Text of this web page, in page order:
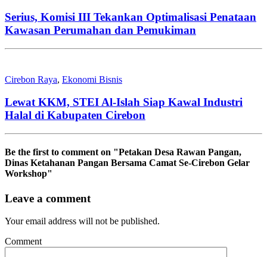
Serius, Komisi III Tekankan Optimalisasi Penataan
Kawasan Perumahan dan Pemukiman
Cirebon Raya, Ekonomi Bisnis
Lewat KKM, STEI Al-Islah Siap Kawal Industri
Halal di Kabupaten Cirebon
Be the first to comment on "Petakan Desa Rawan Pangan,
Dinas Ketahanan Pangan Bersama Camat Se-Cirebon Gelar
Workshop"
Leave a comment
Your email address will not be published.
Comment